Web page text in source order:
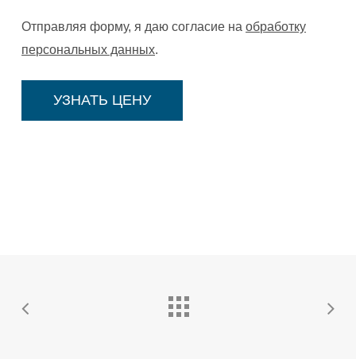
Отправляя форму, я даю согласие наобработку
персональных данных.